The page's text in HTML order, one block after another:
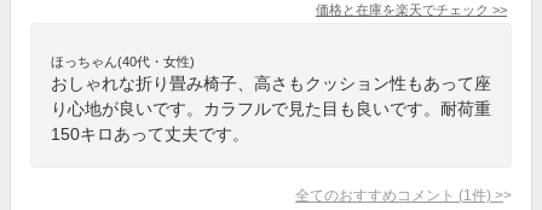
価格と在庫を楽天でチェック >>
ほっちゃん(40代・女性)
おしゃれな折り畳み椅子、高さもクッション性もあって座
り心地が良いです。カラフルで見た目も良いです。耐荷重
150キロあって丈夫です。
全てのおすすめコメント (1 件) >